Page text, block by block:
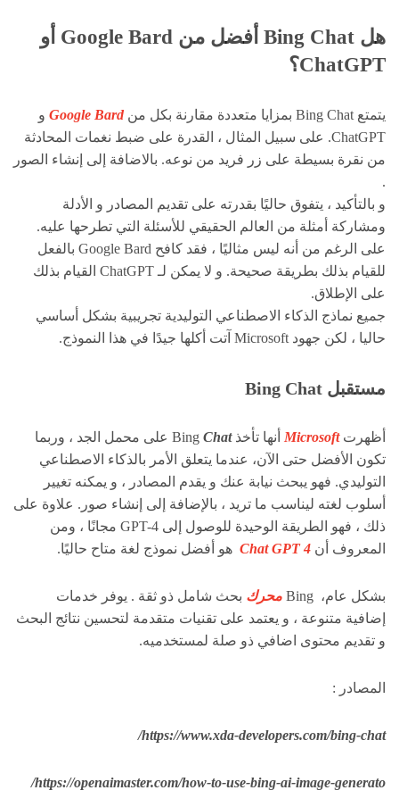
هل Bing Chat أفضل من Google Bard أو
ChatGPT؟
يتمتع Bing Chat بمزايا متعددة مقارنة بكل من Google Bard و
ChatGPT. على سبيل المثال ، القدرة على ضبط نغمات المحادثة
من نقرة بسيطة على زر فريد من نوعه. بالاضافة إلى إنشاء الصور
.
و بالتأكيد ، يتفوق حاليًا بقدرته على تقديم المصادر و الأدلة
ومشاركة أمثلة من العالم الحقيقي للأسئلة التي تطرحها عليه.
على الرغم من أنه ليس مثاليًا ، فقد كافح Google Bard بالفعل
للقيام بذلك بطريقة صحيحة. و لا يمكن لـ ChatGPT القيام بذلك
على الإطلاق.
جميع نماذج الذكاء الاصطناعي التوليدية تجريبية بشكل أساسي
حاليا ، لكن جهود Microsoft آتت أكلها جيدًا في هذا النموذج.
مستقبل Bing Chat
أظهرتMicrosoft أنها تأخذ BingChat
على محمل الجد ، وربما
تكون الأفضل حتى الآن، عندما يتعلق الأمر بالذكاء الاصطناعي
التوليدي. فهو يبحث نيابة عنك و يقدم المصادر ، و يمكنه تغيير
أسلوب لغته ليناسب ما تريد ، بالإضافة إلى إنشاء صور. علاوة على
ذلك ، فهو الطريقة الوحيدة للوصول إلى GPT-4 مجانًا ، ومن
المعروف أن Chat GPT 4 هو أفضل نموذج لغة متاح حاليًا.
بشكل عام، Bing محرك بحث شامل ذو ثقة . يوفر خدمات
إضافية متنوعة ، و يعتمد على تقنيات متقدمة لتحسين نتائج البحث
و تقديم محتوى اضافي ذو صلة لمستخدميه.
المصادر :
https://www.xda-developers.com/bing-chat/
https://openaimaster.com/how-to-use-bing-ai-image-generato/